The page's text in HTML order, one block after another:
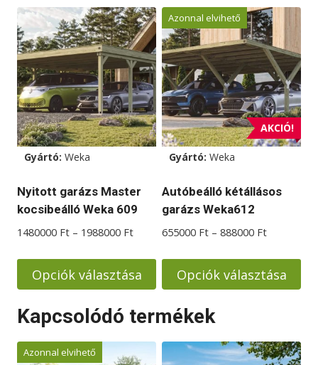
Gyártó: Weka
Nyitott garázs Master
kocsibeálló Weka 609
1480000 Ft – 1988000 FtÁrtartomány:
-
1988000 Ft
Opciók választása
a
több
AKCIÓ!
Azonnal elvihető
Gyártó: Weka
Autóbeálló kétállásos
garázs Weka612
655000 Ft – 888000 Ft
-
888000 Ft
Opciók választása
a
több
Kapcsolódó termékek
Azonnal elvihető